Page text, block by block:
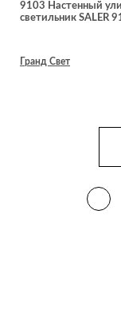
9103 Настенный
светильник SALER
Гранд Свет